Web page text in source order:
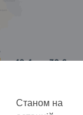
Станом на